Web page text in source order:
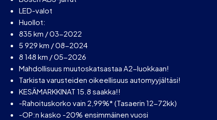
LED-valot
Huollot:
835 km / 03-2022
5 929 km / 08-2024
8 148 km / 05-2026
Mahdollisuus muutoskatsastaa A2-luokkaan!
Tarkista varusteiden oikeellisuus automyyjältäsi!
KESÄMARKKINAT 15.8 saakka!!
-Rahoituskorko vain 2,99%* (Tasaerin 12-72kk)
-OP:n kasko -20% ensimmäinen vuosi